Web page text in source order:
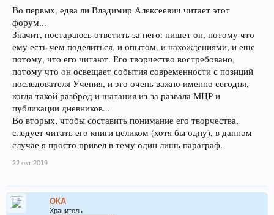
Во первых, едва ли Владимир Алексеевич читает этот
форум...
Значит, постараюсь ответить за него: пишет он, потому что
ему есть чем поделиться, и опытом, и нахождениями, и еще
потому, что его читают. Его творчество востребовано,
потому что он освещает события современности с позиций
последователя Учения, и это очень важно именно сегодня,
когда такой разброд и шатания из-за развала МЦР и
публикации дневников...
Во вторых, чтобы составить понимание его творчества,
следует читать его книги целиком (хотя бы одну), в данном
случае я просто привел в тему один лишь параграф.
22 окт 2019
ОКА
Хранитель